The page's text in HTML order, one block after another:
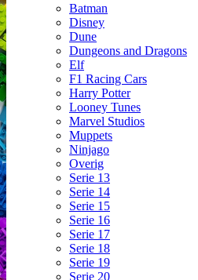
Batman
Disney
Dune
Dungeons and Dragons
Elf
F1 Racing Cars
Harry Potter
Looney Tunes
Marvel Studios
Muppets
Ninjago
Overig
Serie 13
Serie 14
Serie 15
Serie 16
Serie 17
Serie 18
Serie 19
Serie 20